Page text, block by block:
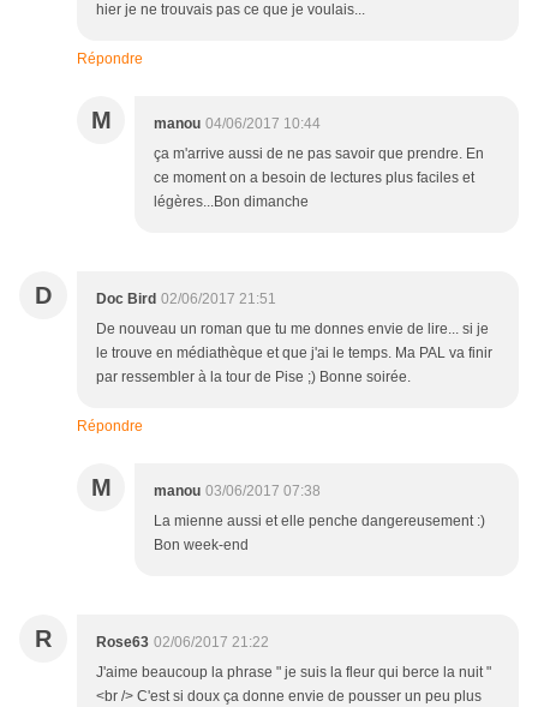
hier je ne trouvais pas ce que je voulais...
Répondre
M manou 04/06/2017 10:44
ça m'arrive aussi de ne pas savoir que prendre. En
ce moment on a besoin de lectures plus faciles et
légères...Bon dimanche
D Doc Bird 02/06/2017 21:51
De nouveau un roman que tu me donnes envie de lire... si je
le trouve en médiathèque et que j'ai le temps. Ma PAL va finir
par ressembler à la tour de Pise ;) Bonne soirée.
Répondre
M manou 03/06/2017 07:38
La mienne aussi et elle penche dangereusement :)
Bon week-end
R Rose63 02/06/2017 21:22
J'aime beaucoup la phrase " je suis la fleur qui berce la nuit "
<br /> C'est si doux ça donne envie de pousser un peu plus